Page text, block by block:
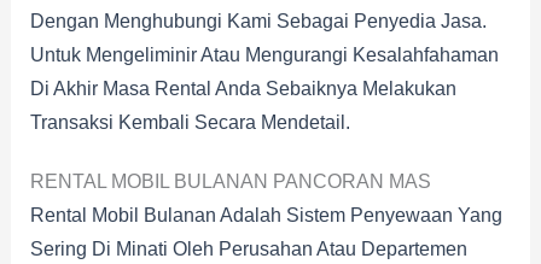
Dengan Menghubungi Kami Sebagai Penyedia Jasa.
Untuk Mengeliminir Atau Mengurangi Kesalahfahaman
Di Akhir Masa Rental Anda Sebaiknya Melakukan
Transaksi Kembali Secara Mendetail.
RENTAL MOBIL BULANAN PANCORAN MAS
Rental Mobil Bulanan Adalah Sistem Penyewaan Yang
Sering Di Minati Oleh Perusahan Atau Departemen